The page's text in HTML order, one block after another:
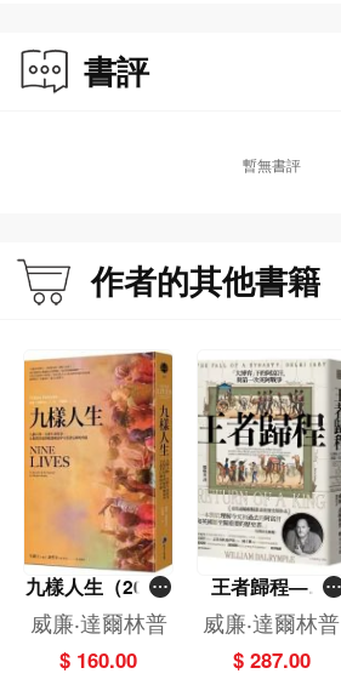
書評
暫無書評
作者的其他書籍
九樣人生（2021
年新版）－－九
個人物，九種生
命故事，在現代
威廉‧達爾林普
$ 160.00
王者歸程——
「大博弈」下的
阿富汗，與第一
次英阿戰爭
威廉‧達爾林普
$ 287.00